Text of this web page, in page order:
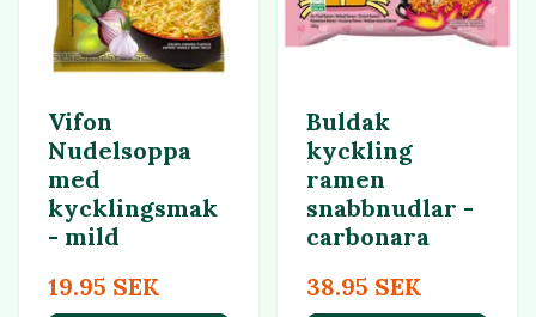
Vifon
Nudelsoppa
med
kycklingsmak
- mild
19.95 SEK
Buldak
kyckling
ramen
snabbnudlar -
carbonara
38.95 SEK